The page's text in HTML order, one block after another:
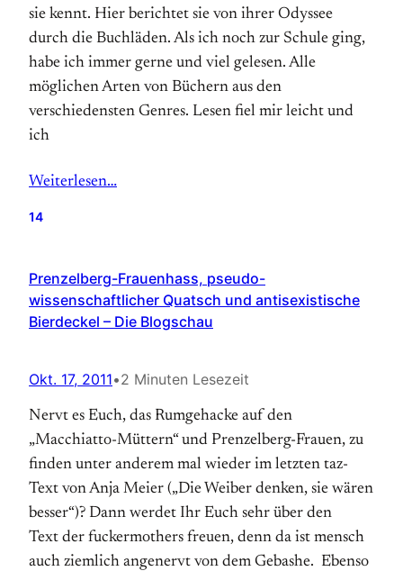
sie kennt. Hier berichtet sie von ihrer Odyssee
durch die Buchläden. Als ich noch zur Schule ging,
habe ich immer gerne und viel gelesen. Alle
möglichen Arten von Büchern aus den
verschiedensten Genres. Lesen fiel mir leicht und
ich
Weiterlesen…
14
Prenzelberg-Frauenhass, pseudo-
wissenschaftlicher Quatsch und antisexistische
Bierdeckel – Die Blogschau
Okt. 17, 2011•2 Minuten Lesezeit
Nervt es Euch, das Rumgehacke auf den
„Macchiatto-Müttern“ und Prenzelberg-Frauen, zu
finden unter anderem mal wieder im letzten taz-
Text von Anja Meier („Die Weiber denken, sie wären
besser“)? Dann werdet Ihr Euch sehr über den
Text der fuckermothers freuen, denn da ist mensch
auch ziemlich angenervt von dem Gebashe. Ebenso